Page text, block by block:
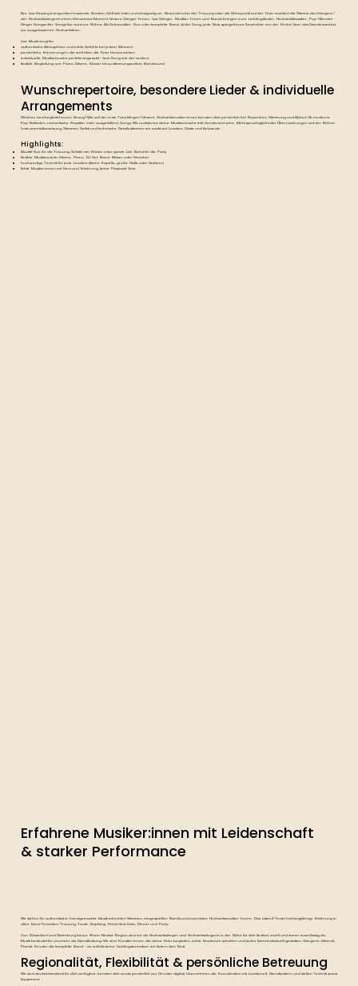
Nur Live Gesang transportiert maximale Emotion, fühlt sich intim und einzigartig an. Besonders bei der Trauung oder als Höhepunkt auf der Feier markiert die Stimme des Sängers /
der Hochzeitssängerin einen Gänsehaut-Moment. Unsere Sänger-Innen, Live Sänger, Musiker-Innen und Bands bringen eure Lieblingslieder, Hochzeitsklassiker, Pop-Hits oder
Singer Songwriter-Songs live auf eure Bühne. Als Solomusiker, Duo oder komplette Band. Jeder Song, jede Note spiegelt eure Geschichte, von der Kirche über das Standesamt bis
zur ausgelassenen Hochzeitsfeier.
Live Musik sorgt für:
authentische Atmosphäre und echte Gefühle bei jedem Moment
persönliche Erinnerungen, die weit über die Feier hinaus wirken
individuelle Musikwünsche perfekt umgesetzt – kein Song wie der andere
flexible Begleitung: von Piano, Gitarre, Klavier bis zu stimmungsvollem Bandsound
Wunschrepertoire, besondere Lieder & individuelle
Arrangements
Welches Lied begleitet euren Einzug? Wie soll der erste Tanz klingen? Unsere Hochzeitsmusiker:innen beraten dich persönlich bei Repertoire, Stimmung und Ablauf. Ob moderne
Pop-Balladen, romantische Klassiker oder ausgefallene Songs. Wir realisieren deine Musikwünsche inkl. Sonderwünsche, Mehrsprachigkeit oder Überraschungen auf der Bühne.
Instrumentalbesetzung, Stimmen, Setlist und technische Details stimmen wir exakt auf Location, Gäste und Anlass ab.
Highlights:
Akustik-Duo für die Trauung, Solistin am Klavier oder ganze Live Band für die Party
flexible Musikmodule: Gitarre, Piano, DJ-Set, Band, Bläser oder Streicher
hochwertige Technik für jede Location (kleine Kapelle, große Halle oder Outdoor)
Echte Musiker:innen mit Herz und Erfahrung, keine Playback-Sets
Erfahrene Musiker:innen mit Leidenschaft
& starker Performance
Wir stehen für authentische, handgemachte Musik mit echten Stimmen, eingespielten Bands und erprobten Hochzeitsmusiker-Innen. Das Listen2-Team hat langjährige Erfahrung in
allen Event-Formaten: Trauung, Taufe, Empfang, Firmenfest, Gala, Dinner und Party.
Von Düsseldorf und Oldenburg bis zur Rhein-Neckar-Region sind wir als Hochzeitssänger und Hochzeitssängerin in der Nähe für dich flexibel, mobil und immer zuverlässig da.
Musik bedeutet für uns mehr als Dienstleistung: Wir sind Künstler:innen, die deine Feier begleiten, echte Emotionen schaffen und jedes Event individuell gestalten. Sängerin, Gitarrist,
Pianist, DJ oder die komplette Band – du wählst deine Lieblingsformation, wir liefern den Rest.
Regionalität, Flexibilität & persönliche Betreuung
Wir sind deutschlandweit für dich verfügbar, beraten dich vorab persönlich (vor Ort oder digital), übernehmen die Koordination mit Locations & Dienstleistern und stellen Technik sowie
Equipment.